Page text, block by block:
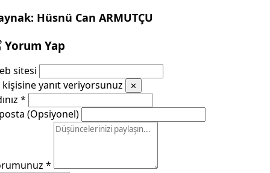
Hüsnü Can ARMUTÇU
Yorum Yap
sitesi
kişisine yanıt veriyorsunuz
✕
*
(Opsiyonel)
*